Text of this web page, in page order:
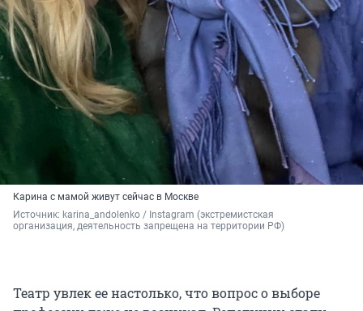
Карина с мамой живут сейчас в Москве
Источник: karina_andolenko / Instagram (экстремистская
организация, деятельность запрещена на территории РФ)
Театр увлек ее настолько, что вопрос о выборе